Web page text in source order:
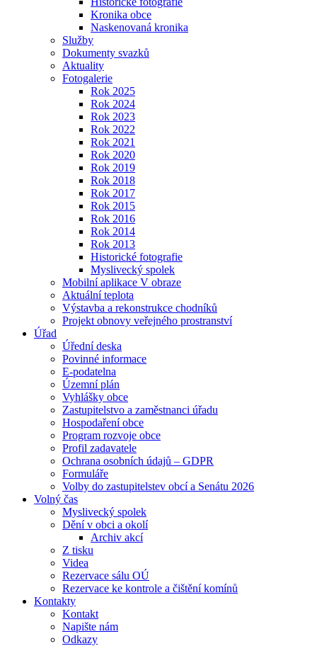
Kronika obce
Naskenovaná kronika
Služby
Dokumenty svazků
Aktuality
Fotogalerie
Rok 2025
Rok 2024
Rok 2023
Rok 2022
Rok 2021
Rok 2020
Rok 2019
Rok 2018
Rok 2017
Rok 2015
Rok 2016
Rok 2014
Rok 2013
Historické fotografie
Myslivecký spolek
Mobilní aplikace V obraze
Aktuální teplota
Výstavba a rekonstrukce chodníků
Projekt obnovy veřejného prostranství
Úřad
Úřední deska
Povinné informace
E-podatelna
Územní plán
Vyhlášky obce
Zastupitelstvo a zaměstnanci úřadu
Hospodaření obce
Program rozvoje obce
Profil zadavatele
Ochrana osobních údajů – GDPR
Formuláře
Volby do zastupitelstev obcí a Senátu 2026
Volný čas
Myslivecký spolek
Dění v obci a okolí
Archiv akcí
Z tisku
Videa
Rezervace sálu OÚ
Rezervace ke kontrole a čištění komínů
Kontakty
Kontakt
Napište nám
Odkazy